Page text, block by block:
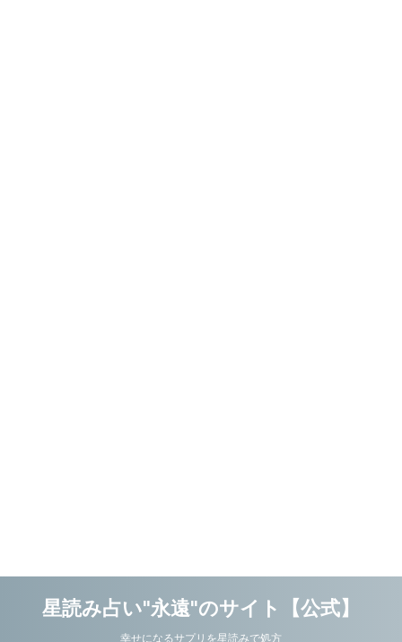
星読み占い"永遠"のサイト【公式】
幸せになるサプリを星読みで処方